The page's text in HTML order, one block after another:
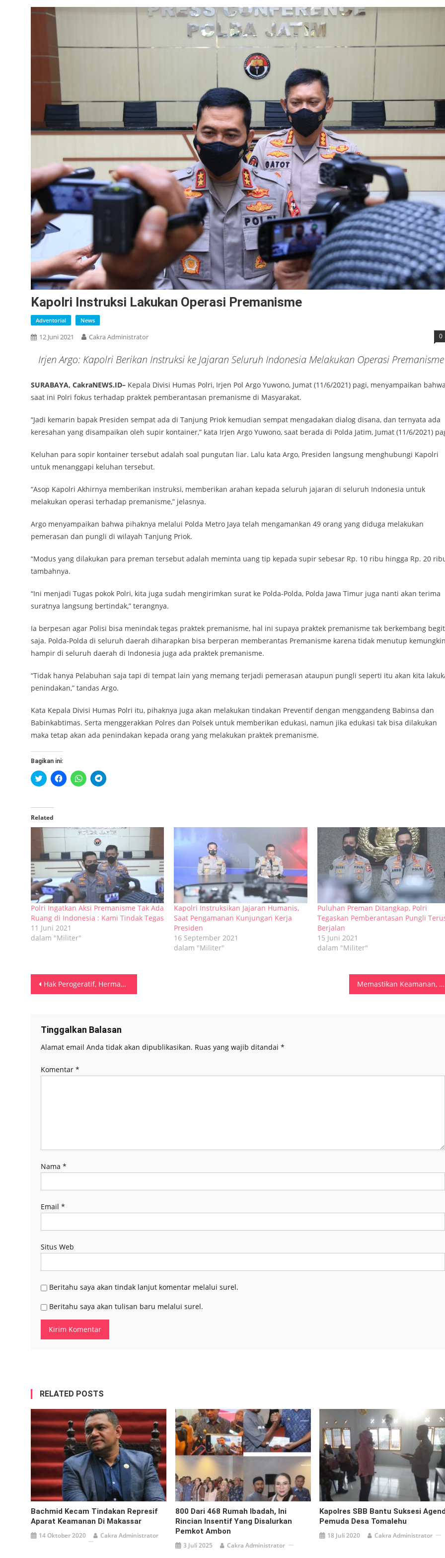
Kapolri Instruksi Lakukan Operasi Premanisme
Adventorial News
12 Juni 2021 Cakra Administrator 0
Irjen Argo: Kapolri Berikan Instruksi ke Jajaran Seluruh Indonesia Melakukan Operasi Premanisme
SURABAYA, CakraNEWS.ID– Kepala Divisi Humas Polri, Irjen Pol Argo Yuwono, Jumat (11/6/2021) pagi, menyampaikan
saat ini Polri fokus terhadap praktek pemberantasan premanisme di Masyarakat.
“Jadi kemarin bapak Presiden sempat ada di Tanjung Priok kemudian sempat mengadakan dialog disana, dan ternyata ada
keresahan yang disampaikan oleh supir kontainer,” kata Irjen Argo Yuwono, saat berada di Polda Jatim, Jumat (11/6/2021)
Keluhan para sopir kontainer tersebut adalah soal pungutan liar. Lalu kata Argo, Presiden langsung menghubungi Kapolri
untuk menanggapi keluhan tersebut.
“Asop Kapolri Akhirnya memberikan instruksi, memberikan arahan kepada seluruh jajaran di seluruh Indonesia untuk
melakukan operasi terhadap premanisme,” jelasnya.
Argo menyampaikan bahwa pihaknya melalui Polda Metro Jaya telah mengamankan 49 orang yang diduga melakukan
pemerasan dan pungli di wilayah Tanjung Priok.
“Modus yang dilakukan para preman tersebut adalah meminta uang tip kepada supir sebesar Rp. 10 ribu hingga Rp. 20
tambahnya.
“Ini menjadi Tugas pokok Polri, kita juga sudah mengirimkan surat ke Polda-Polda, Polda Jawa Timur juga nanti akan terima
suratnya langsung bertindak,” terangnya.
Ia berpesan agar Polisi bisa menindak tegas praktek premanisme, hal ini supaya praktek premanisme tak berkembang
saja. Polda-Polda di seluruh daerah diharapkan bisa berperan memberantas Premanisme karena tidak menutup
hampir di seluruh daerah di Indonesia juga ada praktek premanisme.
“Tidak hanya Pelabuhan saja tapi di tempat lain yang memang terjadi pemerasan ataupun pungli seperti itu akan kita
penindakan,” tandas Argo.
Kata Kepala Divisi Humas Polri itu, pihaknya juga akan melakukan tindakan Preventif dengan menggandeng Babinsa dan
Babinkabtimas. Serta menggerakkan Polres dan Polsek untuk memberikan edukasi, namun jika edukasi tak bisa dilakukan
maka tetap akan ada penindakan kepada orang yang melakukan praktek premanisme.
Bagikan ini:
Klik
untuk
di
jendela
yang
baru)
Klik
untuk
baru)
Klik
untuk
baru)
Klik
untuk
baru)
Related
Polri Ingatkan Aksi Premanisme Tak Ada
Ruang di Indonesia : Kami Tindak Tegas
11 Juni 2021
dalam "Militer"
Kapolri Instruksikan Jajaran Humanis,
Saat Pengamanan Kunjungan Kerja
Presiden
16 September 2021
dalam "Militer"
Puluhan Preman Ditangkap, Polri
Tegaskan Pemberantasan Pungli
Berjalan
15 Juni 2021
dalam "Militer"
Navigasi
Hak Perogeratif, Hermanus Tuhuteru Dipecundangi Setelah 4 Tahun Mengabdi di Desa Eti Memastikan Keamanan, Pin YoSC Disematkan Kepada Operator Penerbangan di MBD
Tinggalkan Balasan
Alamat email Anda tidak akan dipublikasikan. Ruas yang wajib ditandai *
Komentar *
Nama *
Email *
Situs Web
Beritahu saya akan tindak lanjut komentar melalui surel.
Beritahu saya akan tulisan baru melalui surel.
RELATED POSTS
Bachmid Kecam Tindakan Represif
Aparat Keamanan Di Makassar
14 Oktober 2020 Cakra Administrator
800 Dari 468 Rumah Ibadah, Ini
Rincian Insentif Yang Disalurkan
Pemkot Ambon
3 Juli 2025 Cakra Administrator
Kapolres SBB Bantu Suksesi
Pemuda Desa Tomalehu
18 Juli 2020 Cakra Administrator